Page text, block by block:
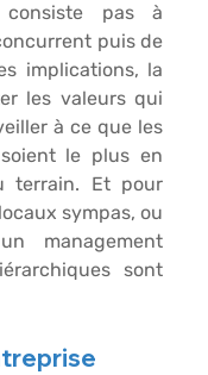
consiste pas à
puis de
implications, la
les valeurs qui
à ce que les
le plus en
terrain. Et pour
sympas, ou
management
sont